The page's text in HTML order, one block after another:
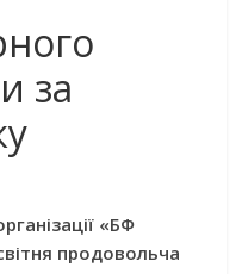
за
«БФ
продовольча